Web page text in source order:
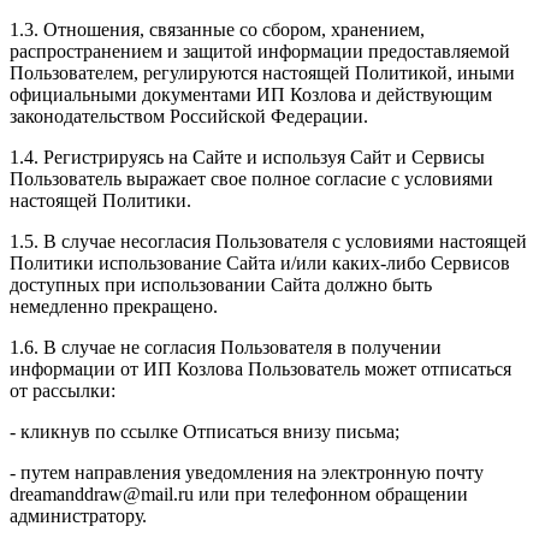
1.3. Отношения, связанные со сбором, хранением,
распространением и защитой информации предоставляемой
Пользователем, регулируются настоящей Политикой, иными
официальными документами ИП Козловa и действующим
законодательством Российской Федерации.
1.4. Регистрируясь на Сайте и используя Сайт и Сервисы
Пользователь выражает свое полное согласие с условиями
настоящей Политики.
1.5. В случае несогласия Пользователя с условиями настоящей
Политики использование Сайта и/или каких-либо Сервисов
доступных при использовании Сайта должно быть
немедленно прекращено.
1.6. В случае не согласия Пользователя в получении
информации от ИП Козлова Пользователь может отписаться
от рассылки:
- кликнув по ссылке Отписаться внизу письма;
- путем направления уведомления на электронную почту
dreamanddraw@mail.ru или при телефонном обращении
администратору.